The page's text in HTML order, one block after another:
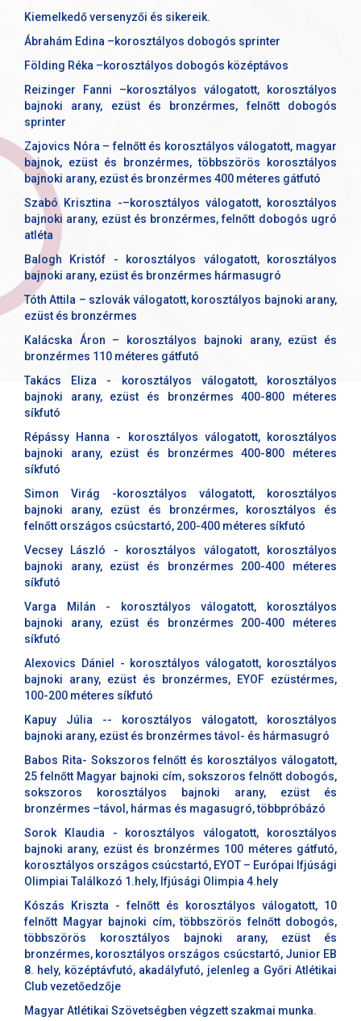
Kiemelkedő versenyzői és sikereik.
Ábrahám Edina –korosztályos dobogós sprinter
Földing Réka –korosztályos dobogós középtávos
Reizinger Fanni –korosztályos válogatott, korosztályos
bajnoki arany, ezüst és bronzérmes, felnőtt dobogós
sprinter
Zajovics Nóra – felnőtt és korosztályos válogatott, magyar
bajnok, ezüst és bronzérmes, többszörös korosztályos
bajnoki arany, ezüst és bronzérmes 400 méteres gátfutó
Szabó Krisztina -–korosztályos válogatott, korosztályos
bajnoki arany, ezüst és bronzérmes, felnőtt dobogós ugró
atléta
Balogh Kristóf - korosztályos válogatott, korosztályos
bajnoki arany, ezüst és bronzérmes hármasugró
Tóth Attila – szlovák válogatott, korosztályos bajnoki arany,
ezüst és bronzérmes
Kalácska Áron – korosztályos bajnoki arany, ezüst és
bronzérmes 110 méteres gátfutó
Takács Eliza - korosztályos válogatott, korosztályos
bajnoki arany, ezüst és bronzérmes 400-800 méteres
síkfutó
Répássy Hanna - korosztályos válogatott, korosztályos
bajnoki arany, ezüst és bronzérmes 400-800 méteres
síkfutó
Simon Virág -korosztályos válogatott, korosztályos
bajnoki arany, ezüst és bronzérmes, korosztályos és
felnőtt országos csúcstartó, 200-400 méteres síkfutó
Vecsey László - korosztályos válogatott, korosztályos
bajnoki arany, ezüst és bronzérmes 200-400 méteres
síkfutó
Varga Milán - korosztályos válogatott, korosztályos
bajnoki arany, ezüst és bronzérmes 200-400 méteres
síkfutó
Alexovics Dániel - korosztályos válogatott, korosztályos
bajnoki arany, ezüst és bronzérmes, EYOF ezüstérmes,
100-200 méteres síkfutó
Kapuy Júlia -- korosztályos válogatott, korosztályos
bajnoki arany, ezüst és bronzérmes távol- és hármasugró
Babos Rita- Sokszoros felnőtt és korosztályos válogatott,
25 felnőtt Magyar bajnoki cím, sokszoros felnőtt dobogós,
sokszoros korosztályos bajnoki arany, ezüst és
bronzérmes –távol, hármas és magasugró, többpróbázó
Sorok Klaudia - korosztályos válogatott, korosztályos
bajnoki arany, ezüst és bronzérmes 100 méteres gátfutó,
korosztályos országos csúcstartó, EYOT – Európai Ifjúsági
Olimpiai Találkozó 1.hely, Ifjúsági Olimpia 4.hely
Kószás Kriszta - felnőtt és korosztályos válogatott, 10
felnőtt Magyar bajnoki cím, többszörös felnőtt dobogós,
többszörös korosztályos bajnoki arany, ezüst és
bronzérmes, korosztályos országos csúcstartó, Junior EB
8. hely, középtávfutó, akadályfutó, jelenleg a Győri Atlétikai
Club vezetőedzője
Magyar Atlétikai Szövetségben végzett szakmai munka.